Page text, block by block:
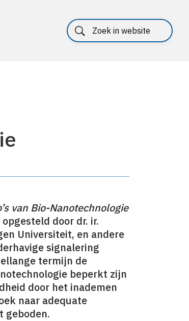
van Bio-Nanotechnologie
door dr. ir.
Universiteit, en andere
signalering
termijn de
beperkt zijn
door het inademen
naar adequate
geboden.